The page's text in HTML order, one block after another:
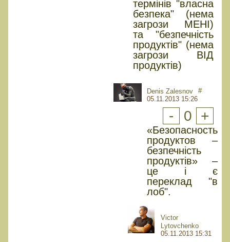
термінів "власна
безпека" (нема
загрози МЕНІ)
та "безпечність
продуктів" (нема
загрози ВІД
продуктів)
Denis Zalesnov
05.11.2013 15:26
#
- 0 +
«Безопасность
продуктов –
безпечність
продуктів» –
це і є
переклад "в
лоб".
Victor
Lytovchenko
05.11.2013 15:31